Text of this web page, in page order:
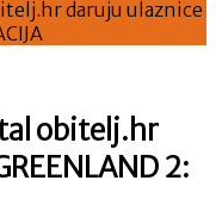
daruju ulaznice
obitelj.hr
2: